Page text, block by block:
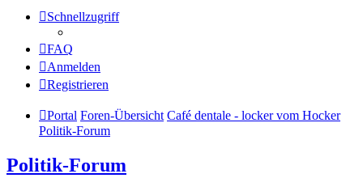
Schnellzugriff
FAQ
Anmelden
Registrieren
Portal Foren-Übersicht Café dentale - locker vom Hocker
Politik-Forum
Politik-Forum